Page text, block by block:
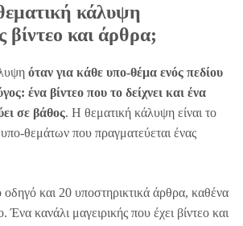
κάλυψη
βίντεο και άρθρα;
όταν για κάθε υπο-θέμα ενός πεδίου
ένα βίντεο που το δείχνει και ένα
σε βάθος. Η θεματική κάλυψη είναι το
θεμάτων που πραγματεύεται ένας
οδηγό και 20 υποστηρικτικά άρθρα, καθένα
Ένα κανάλι μαγειρικής που έχει βίντεο και